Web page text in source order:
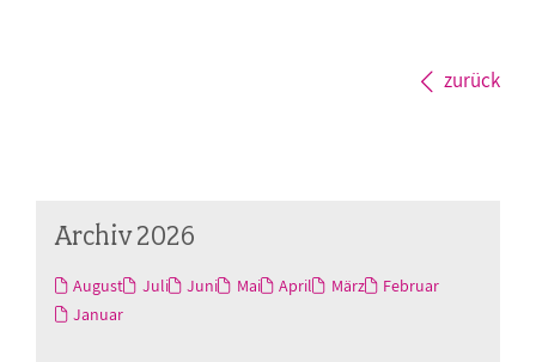
zurück
Archiv 2026
August Juli Juni Mai April März
Februar
Januar